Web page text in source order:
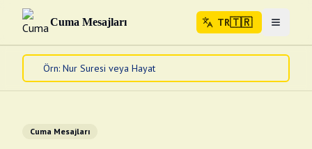
Cuma Mesajları TR🇹🇷 Menuyu
Ana Sayfa
Cuma Mesajları